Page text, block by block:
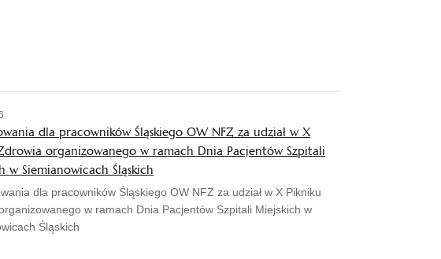
dla pracowników Śląskiego OW NFZ za udział w X
organizowanego w ramach Dnia Pacjentów Szpitali
w Siemianowicach Śląskich
dla pracowników Śląskiego OW NFZ za udział w X Pikniku
w ramach Dnia Pacjentów Szpitali Miejskich w
Śląskich